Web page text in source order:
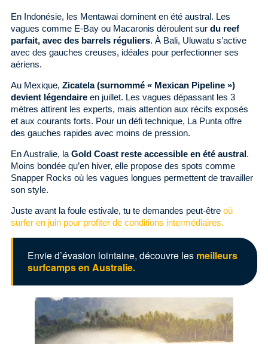
En Indonésie, les Mentawai dominent en été austral. Les
vagues comme E-Bay ou Macaronis déroulent sur du reef
parfait, avec des barrels réguliers. À Bali, Uluwatu s’active
avec des gauches creuses, idéales pour perfectionner ses
aériens.
Au Mexique, Zicatela (surnommé « Mexican Pipeline »)
devient légendaire en juillet. Les vagues dépassant les 3
mètres attirent les experts, mais attention aux récifs exposés
et aux courants forts. Pour un défi technique, La Punta offre
des gauches rapides avec moins de pression.
En Australie, la Gold Coast reste accessible en été austral.
Moins bondée qu’en hiver, elle propose des spots comme
Snapper Rocks où les vagues longues permettent de travailler
son style.
Juste avant la foule estivale, tu te demandes peut-être où
surfer en juin pour profiter de conditions intermédiaires.
Envie d’évasion lointaine, découvre les meilleurs
surfcamps en Australie.